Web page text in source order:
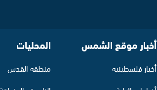
أخبار موقع الشمس
أخبار فلسطينية
المحليات
منطقة القدس